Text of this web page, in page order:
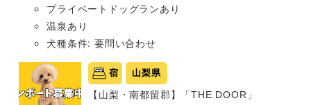
プライベートドッグランあり
温泉あり
犬種条件: 要問い合わせ
宿 山梨県
【山梨・南都留郡】「THE DOOR」